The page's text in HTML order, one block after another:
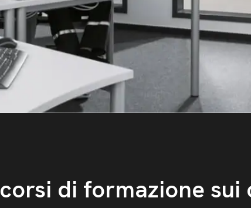
corsi di formazione